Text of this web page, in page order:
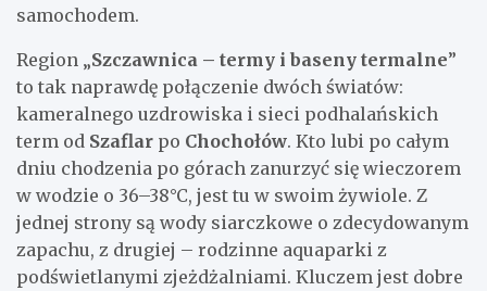
samochodem.
Region „Szczawnica – termy i baseny termalne”
to tak naprawdę połączenie dwóch światów:
kameralnego uzdrowiska i sieci podhalańskich
term od Szaflar po Chochołów. Kto lubi po całym
dniu chodzenia po górach zanurzyć się wieczorem
w wodzie o 36–38°C, jest tu w swoim żywiole. Z
jednej strony są wody siarczkowe o zdecydowanym
zapachu, z drugiej – rodzinne aquaparki z
podświetlanymi zjeżdżalniami. Kluczem jest dobre